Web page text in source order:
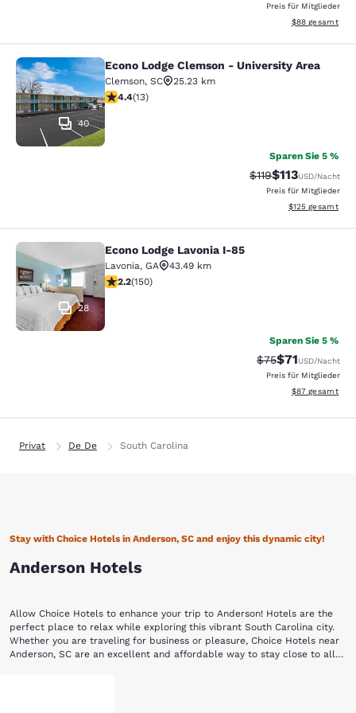
Preis für Mitglieder
Geschätzte
$88 gesamt
Econo Lodge Clemson - University
40
Econo Lodge Clemson - University Area
Clemson, SC
25.23 km
4.38-Sterne-Bewertung. Hervorragend. 13
4.4(13)
Sparen Sie 5 %
Durchgestrichener
$119Vergünstigter
$113USD/Nacht
Preis für Mitglieder
Geschätzte
$125 gesamt
Econo Lodge Lavonia I-85
28
Econo Lodge Lavonia I-85
Lavonia, GA
43.49 km
2.21-Sterne-Bewertung. Mittelmäßig. 150 Bewertungen
2.2(150)
Sparen Sie 5 %
$75Vergünstigter
$71USD/Nacht
Preis für Mitglieder
Geschätzte
$87 gesamt
Privat De De South Carolina
Stay with Choice Hotels in Anderson, SC and enjoy this dynamic city!
Anderson Hotels
Allow Choice Hotels to enhance your trip to Anderson! Hotels are the
perfect place to relax while exploring this vibrant South Carolina city.
Whether you are traveling for business or pleasure, Choice Hotels near
Anderson, SC are an excellent and affordable way to stay close to all